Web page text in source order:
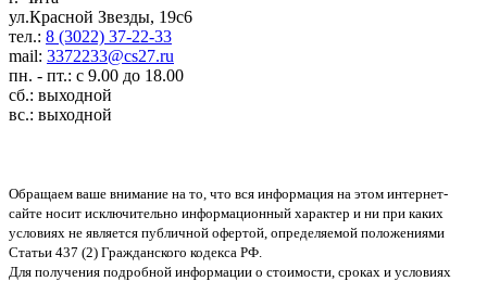
ул.Красной Звезды, 19с6
тел.: 8 (3022) 37-22-33
mail: 3372233@cs27.ru
пн. - пт.: с 9.00 до 18.00
сб.: выходной
вс.: выходной
Обращаем ваше внимание на то, что вся информация на этом интернет-
сайте носит исключительно информационный характер и ни при каких
условиях не является публичной офертой, определяемой положениями
Статьи 437 (2) Гражданского кодекса РФ.
Для получения подробной информации о стоимости, сроках и условиях